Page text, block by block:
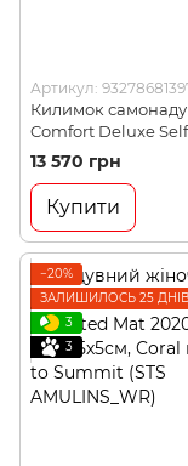
Артикул:
Килимок
Comfort Deluxe Self
Inflating Camper
Sea To Summit,
(STS ASM2065-
13 570 грн
Купити
−20%
ЗАЛИШИЛОСЬ 25 ДНІВ
3
3